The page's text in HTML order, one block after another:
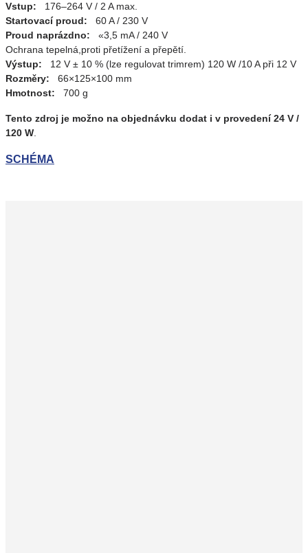
Vstup: 176–264 V / 2 A max.
Startovací proud: 60 A / 230 V
Proud naprázdno: «3,5 mA / 240 V
Ochrana tepelná,proti přetížení a přepětí.
Výstup: 12 V ± 10 % (lze regulovat trimrem) 120 W /10 A při 12 V
Rozměry: 66×125×100 mm
Hmotnost: 700 g
Tento zdroj je možno na objednávku dodat i v provedení 24 V /
120 W
SCHÉMA